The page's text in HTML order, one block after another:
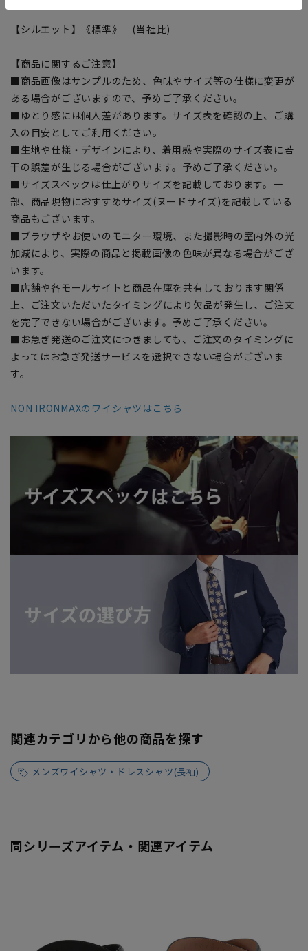
【シルエット】《標準》 (当社比)
【商品に関するご注意】
■商品画像はサンプルのため、色味やサイズ等の仕様に変更が
ある場合がございますので、予めご了承ください。
■ゆとり感には個人差があります。サイズ表を確認の上、ご購
入の目安としてご利用ください。
■生地や仕様・デザインにより、着用感や実際のサイズ表に若
干の誤差が生じる場合がございます。予めご了承ください。
■サイズスペックは仕上がりサイズを記載しております。一
部、商品現物におすすめサイズ(ヌードサイズ)を記載している
商品もございます。
■ブラウザやお使いのモニター環境、また撮影時の室内外の光
加減により、実際の商品と掲載画像の色味が異なる場合がござ
います。
■店舗や各モールサイトと商品在庫を共有しております関係
上、ご注文いただいたタイミングにより欠品が発生し、ご注文
を完了できない場合がございます。予めご了承ください。
■お急ぎ発送のご注文につきましても、ご注文のタイミングに
よってはお急ぎ発送サービスを選択できない場合がございま
す。
NON IRONMAXのワイシャツはこちら
関連カテゴリから他の商品を探す
メンズワイシャツ・ドレスシャツ(長袖)
同シリーズアイテム・関連アイテム